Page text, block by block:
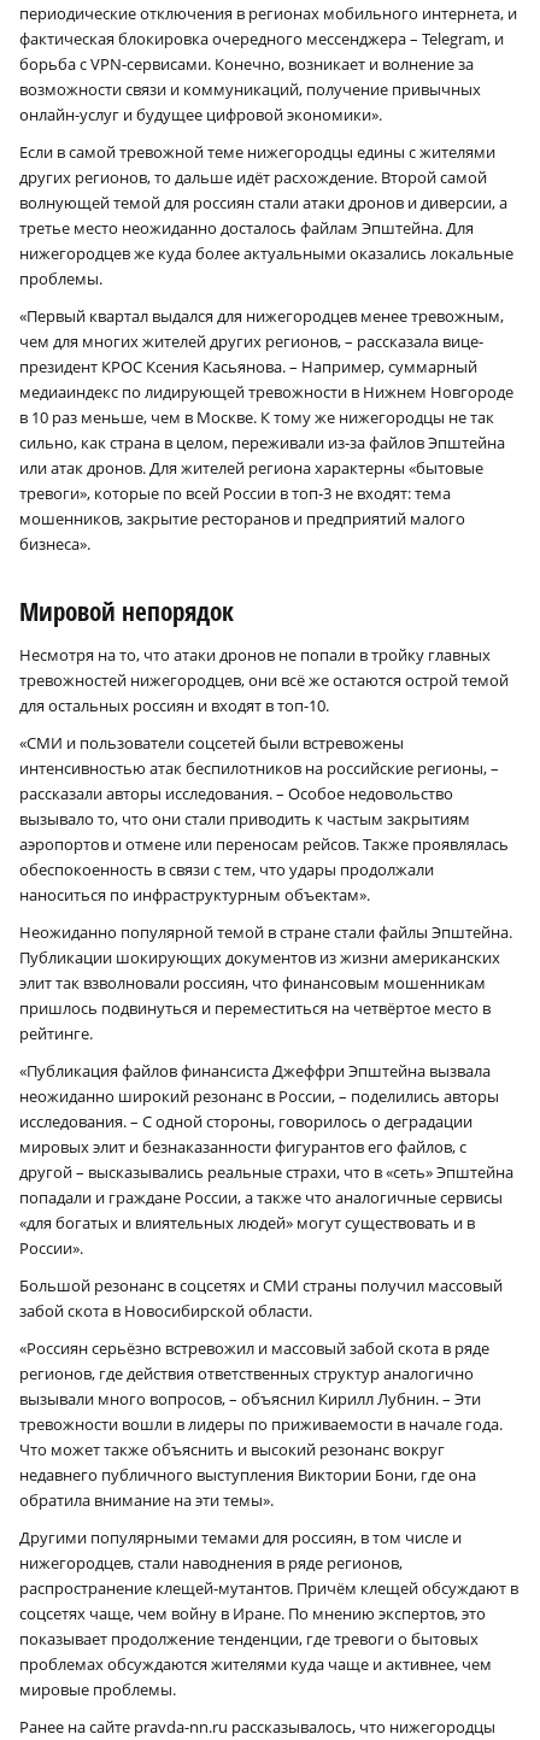
периодические отключения в регионах мобильного интернета, и
фактическая блокировка очередного мессенджера – Telegram, и
борьба с VPN-сервисами. Конечно, возникает и волнение за
возможности связи и коммуникаций, получение привычных
онлайн-услуг и будущее цифровой экономики».
Если в самой тревожной теме нижегородцы едины с жителями
других регионов, то дальше идёт расхождение. Второй самой
волнующей темой для россиян стали атаки дронов и диверсии, а
третье место неожиданно досталось файлам Эпштейна. Для
нижегородцев же куда более актуальными оказались локальные
проблемы.
«Первый квартал выдался для нижегородцев менее тревожным,
чем для многих жителей других регионов, – рассказала вице-
президент КРОС Ксения Касьянова. – Например, суммарный
медиаиндекс по лидирующей тревожности в Нижнем Новгороде
в 10 раз меньше, чем в Москве. К тому же нижегородцы не так
сильно, как страна в целом, переживали из-за файлов Эпштейна
или атак дронов. Для жителей региона характерны «бытовые
тревоги», которые по всей России в топ‑3 не входят: тема
мошенников, закрытие ресторанов и предприятий малого
бизнеса».
Мировой непорядок
Несмотря на то, что атаки дронов не попали в тройку главных
тревожностей нижегородцев, они всё же остаются острой темой
для остальных россиян и входят в топ-10.
«СМИ и пользователи соцсетей были встревожены
интенсивностью атак беспилотников на российские регионы, –
рассказали авторы исследования. – Особое недовольство
вызывало то, что они стали приводить к частым закрытиям
аэропортов и отмене или переносам рейсов. Также проявлялась
обеспокоенность в связи с тем, что удары продолжали
наноситься по инфраструктурным объектам».
Неожиданно популярной темой в стране стали файлы Эпштейна.
Публикации шокирующих документов из жизни американских
элит так взволновали россиян, что финансовым мошенникам
пришлось подвинуться и переместиться на четвёртое место в
рейтинге.
«Публикация файлов финансиста Джеффри Эпштейна вызвала
неожиданно широкий резонанс в России, – поделились авторы
исследования. – С одной стороны, говорилось о деградации
мировых элит и безнаказанности фигурантов его файлов, с
другой – высказывались реальные страхи, что в «сеть» Эпштейна
попадали и граждане России, а также что аналогичные сервисы
«для богатых и влиятельных людей» могут существовать и в
России».
Большой резонанс в соцсетях и СМИ страны получил массовый
забой скота в Новосибирской области.
«Россиян серьёзно встревожил и массовый забой скота в ряде
регионов, где действия ответственных структур аналогично
вызывали много вопросов, – объяснил Кирилл Лубнин. – Эти
тревожности вошли в лидеры по приживаемости в начале года.
Что может также объяснить и высокий резонанс вокруг
недавнего публичного выступления Виктории Бони, где она
обратила внимание на эти темы».
Другими популярными темами для россиян, в том числе и
нижегородцев, стали наводнения в ряде регионов,
распространение клещей-мутантов. Причём клещей обсуждают в
соцсетях чаще, чем войну в Иране. По мнению экспертов, это
показывает продолжение тенденции, где тревоги о бытовых
проблемах обсуждаются жителями куда чаще и активнее, чем
мировые проблемы.
Ранее на сайте pravda-nn.ru рассказывалось, что нижегородцы